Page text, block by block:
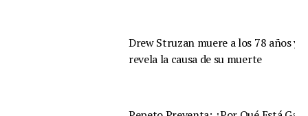
Drew Struzan muere a los 78 años y
revela la causa de su muerte